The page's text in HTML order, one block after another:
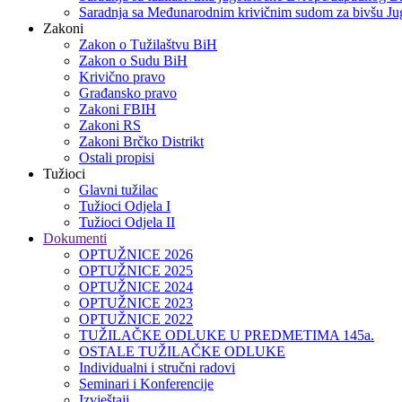
Saradnja sa Međunarodnim krivičnim sudom za bivšu
Zakoni
Zakon o Тužilaštvu BiH
Zakon o Sudu BiH
Krivično pravo
Građansko pravo
Zakoni FBIH
Zakoni RS
Zakoni Brčko Distrikt
Ostali propisi
Tužioci
Glavni tužilac
Tužioci Odjela I
Tužioci Odjela II
Dokumenti
OPTUŽNICE 2026
OPTUŽNICE 2025
OPTUŽNICE 2024
OPTUŽNICE 2023
OPTUŽNICE 2022
TUŽILAČKE ODLUKE U PREDMETIMA 145a.
OSTALE TUŽILAČKE ODLUKE
Individualni i stručni radovi
Seminari i Konferencije